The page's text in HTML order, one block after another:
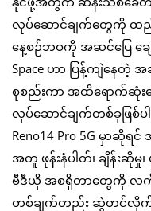
လုပ်ဆောင်ချက်တွေကို ထည့်
နေ့စဉ်ဘဝကို အဆင်ပြေ ချေ
Space ဟာ ပြန့်ကျဲနေ
စုစည်းကာ အထိရောက်ဆုံးဖ
လုပ်ဆောင်ချက်တစ်ခုဖြစ်ပါ
Reno14 Pro 5G မှာဆို
အတူ ဖုန်းနံပါတ်၊ ချိန်းဆိုမှု
ဗီဒီယို အစရှိတာတွေကို လက်
တစ်ချက်တည်း ဆွဲတင်လိုက်တ